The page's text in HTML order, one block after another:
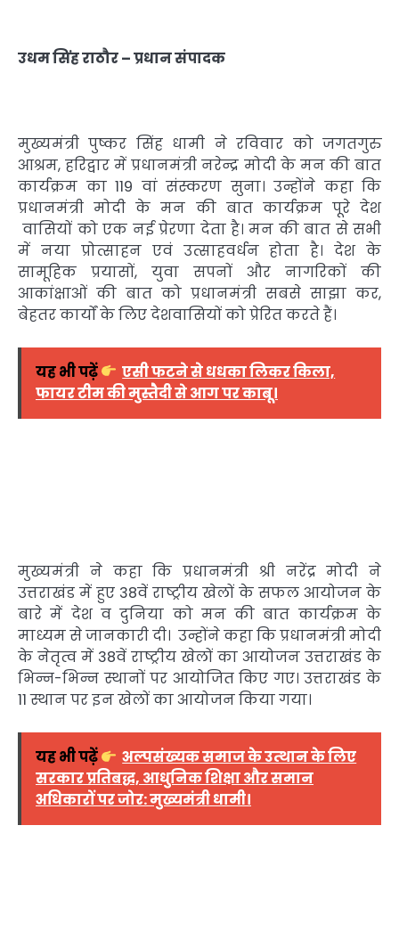
उधम सिंह राठौर – प्रधान संपादक
मुख्यमंत्री पुष्कर सिंह धामी ने रविवार को जगतगुरु
आश्रम, हरिद्वार में प्रधानमंत्री नरेन्द्र मोदी के मन की बात
कार्यक्रम का 119 वां संस्करण सुना। उन्होंने कहा कि
प्रधानमंत्री मोदी के मन की बात कार्यक्रम पूरे देश
वासियों को एक नई प्रेरणा देता है। मन की बात से सभी
में नया प्रोत्साहन एवं उत्साहवर्धन होता है। देश के
सामूहिक प्रयासों, युवा सपनों और नागरिकों की
आकांक्षाओं की बात को प्रधानमंत्री सबसे साझा कर,
बेहतर कार्यों के लिए देशवासियों को प्रेरित करते हैं।
यह भी पढ़ें
एसी फटने से धधका लिकर किला,
फायर टीम की मुस्तैदी से आग पर काबू।
मुख्यमंत्री ने कहा कि प्रधानमंत्री श्री नरेंद्र मोदी ने
उत्तराखंड में हुए 38वें राष्ट्रीय खेलों के सफल आयोजन के
बारे में देश व दुनिया को मन की बात कार्यक्रम के
माध्यम से जानकारी दी। उन्होंने कहा कि प्रधानमंत्री मोदी
के नेतृत्व में 38वें राष्ट्रीय खेलों का आयोजन उत्तराखंड के
भिन्न-भिन्न स्थानों पर आयोजित किए गए। उत्तराखंड के
11 स्थान पर इन खेलों का आयोजन किया गया।
यह भी पढ़ें
अल्पसंख्यक समाज के उत्थान के लिए
सरकार प्रतिबद्ध, आधुनिक शिक्षा और समान
अधिकारों पर जोर: मुख्यमंत्री धामी।